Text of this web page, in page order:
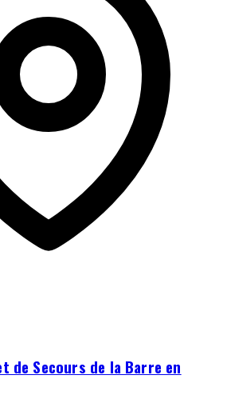
de Secours de la Barre en